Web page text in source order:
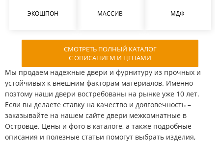
ЭКОШПОН МАССИВ МДФ
СМОТРЕТЬ ПОЛНЫЙ КАТАЛОГ
С ОПИСАНИЕМ И ЦЕНАМИ
Мы продаем надежные двери и фурнитуру из прочных и
устойчивых к внешним факторам материалов. Именно
поэтому наши двери востребованы на рынке уже 10 лет.
Если вы делаете ставку на качество и долговечность –
заказывайте на нашем сайте двери межкомнатные в
Островце. Цены и фото в каталоге, а также подробные
описания и полезные статьи помогут выбрать изделия,